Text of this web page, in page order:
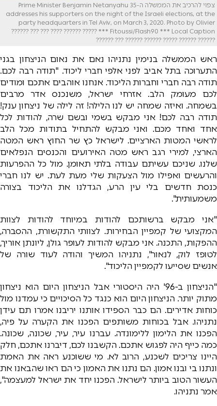
צפוי להרכיב את הממשלה ה-35 Prime Minister Benjamin Netanyahu
addresses his supporters on the night of the Israeli elections, at the
party headquarters in Tel Aviv, on March 3, 2020. Photo by Olivier
Fitoussi/Flash90 *** Local Caption *** ????? ?????? ???? ??? ??? ??????
?????? ?????? ????? ?????? ?????? ??? ??????
ראש הממשלה בנימין נתניהו נאם את נאום הניצחון בגני
התערוכה בתל אביב לפני אלפי חברי ליכוד. "תודה רבה לכם.
תודה רבה חברי וחברות הליכוד. אנחנו אוהבים אתכם ומודים
לכם מעומק הלב. אזרחי ישראל, משנכנס אדר מרבים
בשמחה. ואיזה שמחה יש לנו הלילה! זה לילה של ניצחון ענק!
תודה רבה לכם! אני מבקש בשמי ובשם שרה, להודות לכל
אחד ואחד מכם. ואני מבקש להתחיל בתודות מכל הלב
לראשי המטות הארציים. לישראל כץ שר החוץ ראש המטה
הארצי, למירי רגב ראש מטה האירועים והכנסים הנפלאים
שלנו. שניכם עשיתם עבודה בלתי תאומן. מול כל ההפרעות
והרעשים ואפילו מול הצעקות שלי מעת לעת. יש לנו חברי
כנסת חדשים בלי עין הרע, הגדלנו את הליכוד בצורה
משמעותית".
"אני מבקש ברשותכם להודות במיוחד להודות לצוות
המקצועי של קמפיין הבחירות. לצוותי התקשורת, ההסברה,
ההפקות, התכנה. אני מבקש להודות לעופר גולן, ליונתן אוריך,
לטופז לוק, לנאור", נתניהו המשיך והודה לעוד שורה של
אנשים שסייעו לקמפיין הליכוד".
"הניצחון ב-96' היה היסטורי אבל הניצחון היום הוא ניצחון
מתוק יותר. הניצחון היום הוא כנגד כל הסיכויים כי עמדנו מול
כוחות אדירים. הם כבר הספידו אותנו יריבנו אמרו תם עידן
נתניהו. אבל בכוחות משותפים הפכנו את הקערה על פיה,
הפכנו את הלימון ללימונדה. עברנו עיר, עיר, שכונה, שכונה.
כמה כייף היה לפגוש אתכם. הקשבנו לכם, דיברנו אתכם, חלק
היינו צריכים לשכנע, הרוב לא. מי ששוכנע ראה את האמת
ונתנו בי ובנו אמון. הם נתנו את האמון כי הם ראו שהבאנו את
העשור הטוב ביותר לישראל. הפכנו יחד את ישראל למעצמה",
אמר נתניהו.